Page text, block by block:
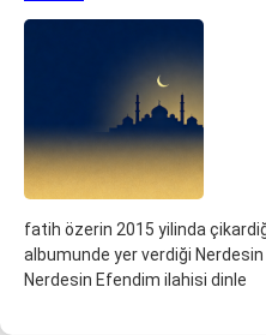
fatih özerin 2015 yilinda
albumunde yer verdiği
Nerdesin Efendim ilahisi dinle